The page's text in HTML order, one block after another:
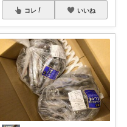
コレ いいね